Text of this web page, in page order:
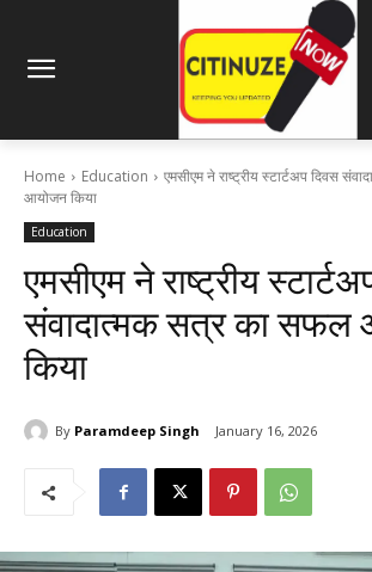
Home Education
एमसीएम ने राष्ट्रीय स्टार्टअप दिवस
आयोजन किया
Education
एमसीएम ने राष्ट्रीय
संवादात्मक सत्र का सफल
किया
By Paramdeep Singh January 16, 2026